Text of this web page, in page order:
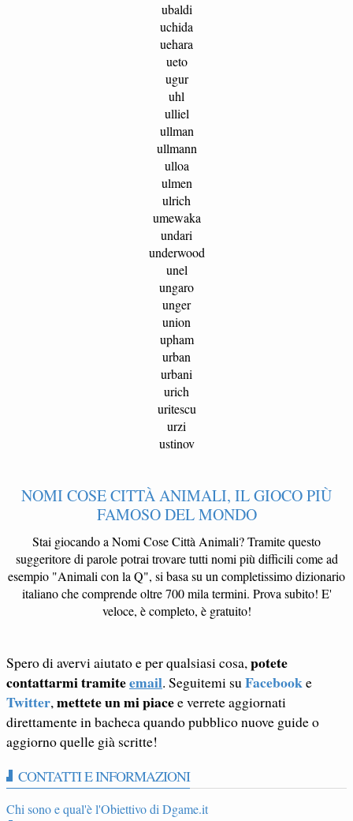
ubaldi
uchida
uehara
ueto
ugur
uhl
ulliel
ullman
ullmann
ulloa
ulmen
ulrich
umewaka
undari
underwood
unel
ungaro
unger
union
upham
urban
urbani
urich
uritescu
urzi
ustinov
NOMI COSE CITTÀ ANIMALI, IL GIOCO PIÙ
FAMOSO DEL MONDO
Stai giocando a Nomi Cose Città Animali? Tramite questo
suggeritore di parole potrai trovare tutti nomi più difficili come ad
esempio "Animali con la Q", si basa su un completissimo dizionario
italiano che comprende oltre 700 mila termini. Prova subito! E'
veloce, è completo, è gratuito!
Spero di avervi aiutato e per qualsiasi cosa, potete
contattarmi tramiteemail. Seguitemi su Facebooke
Twitter, mettete un mi piacee verrete aggiornati
direttamente in bacheca quando pubblico nuove guide o
aggiorno quelle già scritte!
CONTATTI E INFORMAZIONI
Chi sono e qual'è l'Obiettivo di Dgame.it